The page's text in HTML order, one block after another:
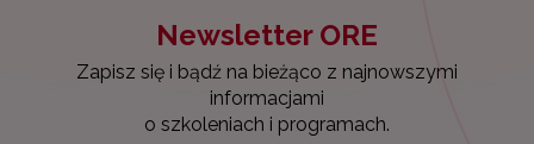
Newsletter ORE
Zapisz się i bądź na bieżąco z najnowszymi
informacjami
o szkoleniach i programach.